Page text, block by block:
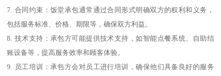
7. 合同约束：饭堂承包通常通过合同形式明确双方的权利和义务，
包括服务标准、价格、期限等，确保双方利益。
8. 技术支持：承包方可能提供技术支持，如智能点餐系统、自助结
账设备等，提高服务效率和顾客体验。
9. 员工培训：承包方会对员工进行培训，确保他们具备良好的服务